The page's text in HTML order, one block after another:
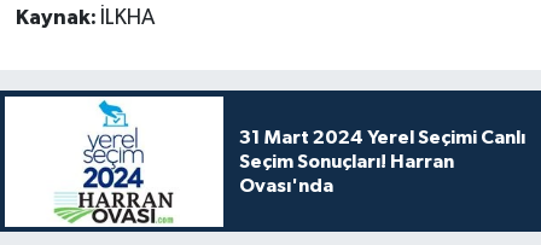
Kaynak: İLKHA
31 Mart 2024 Yerel Seçimi Canlı
Seçim Sonuçları! Harran
Ovası'nda